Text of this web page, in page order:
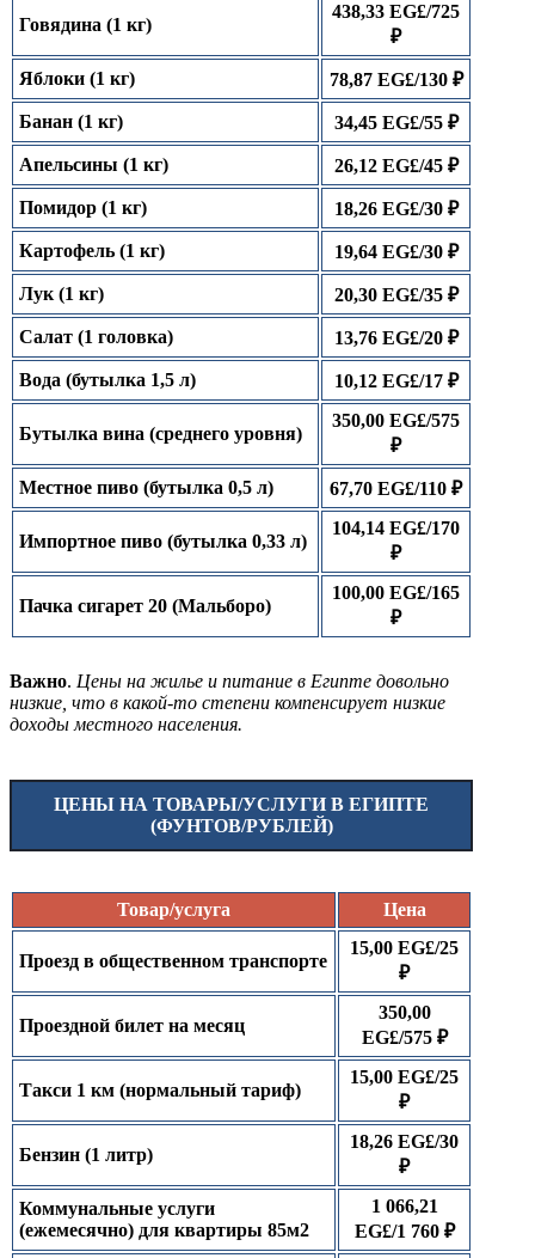
Говядина (1 кг)
438,33 EG£/725
₽
Яблоки (1 кг) 78,87 EG£/130 ₽
Банан (1 кг) 34,45 EG£/55 ₽
Апельсины (1 кг) 26,12 EG£/45 ₽
Помидор (1 кг) 18,26 EG£/30 ₽
Картофель (1 кг) 19,64 EG£/30 ₽
Лук (1 кг) 20,30 EG£/35 ₽
Салат (1 головка) 13,76 EG£/20 ₽
Вода (бутылка 1,5 л) 10,12 EG£/17 ₽
Бутылка вина (среднего уровня)
350,00 EG£/575
₽
Местное пиво (бутылка 0,5 л) 67,70 EG£/110 ₽
Импортное пиво (бутылка 0,33 л)
104,14 EG£/170
₽
Пачка сигарет 20 (Мальборо)
100,00 EG£/165
₽
Важно. Цены на жилье и питание в Египте довольно
низкие, что в какой-то степени компенсирует низкие
доходы местного населения.
ЦЕНЫ НА ТОВАРЫ/УСЛУГИ В ЕГИПТЕ
(ФУНТОВ/РУБЛЕЙ)
Товар/услуга Цена
Проезд в общественном транспорте
15,00 EG£/25
₽
Проездной билет на месяц
350,00
EG£/575 ₽
Такси 1 км (нормальный тариф)
15,00 EG£/25
₽
Бензин (1 литр)
18,26 EG£/30
₽
Коммунальные услуги
(ежемесячно) для квартиры 85м2
1 066,21
EG£/1 760 ₽